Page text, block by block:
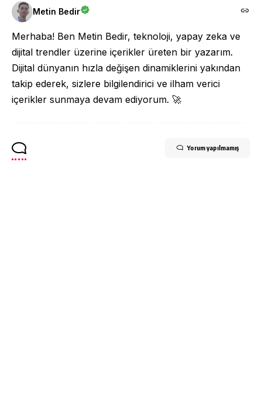
Metin Bedir
Merhaba! Ben Metin Bedir, teknoloji, yapay zeka ve
dijital trendler üzerine içerikler üreten bir yazarım.
Dijital dünyanın hızla değişen dinamiklerini yakından
takip ederek, sizlere bilgilendirici ve ilham verici
içerikler sunmaya devam ediyorum. 🚀
Yorum yapılmamış